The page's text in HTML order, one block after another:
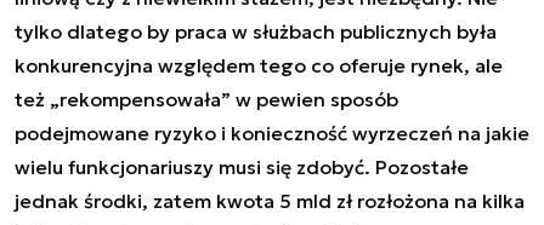
tylko dlatego by praca w służbach publicznych była
konkurencyjna względem tego co oferuje rynek, ale
też „rekompensowała” w pewien sposób
podejmowane ryzyko i konieczność wyrzeczeń na jakie
wielu funkcjonariuszy musi się zdobyć. Pozostałe
jednak środki, zatem kwota 5 mld zł rozłożona na kilka